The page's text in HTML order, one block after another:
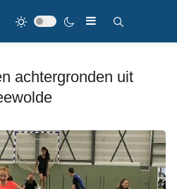
achtergronden uit